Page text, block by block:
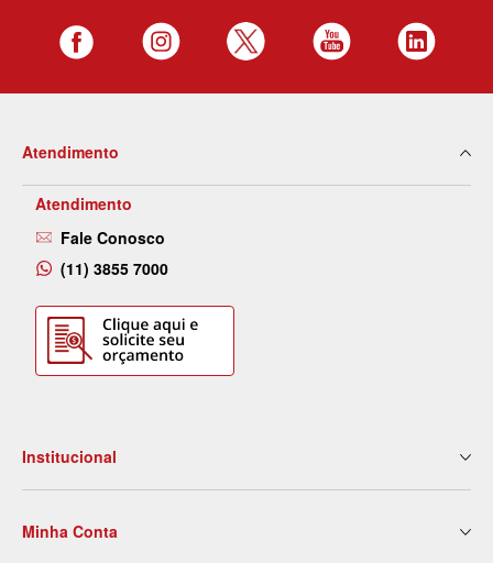
Atendimento
Atendimento
Fale Conosco
(11) 3855 7000
Institucional
Nossas Lojas
Minha Conta